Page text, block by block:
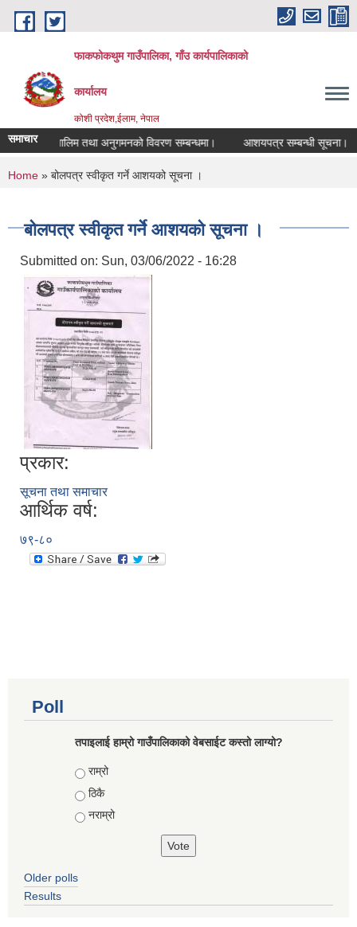
Skip to main content
फाकफोकथुम गाउँपालिका, गाँउ कार्यपालिकाको
कार्यालय
कोशी प्रदेश,ईलाम, नेपाल
समाचार तालिम तथा अनुगमनको विवरण सम्बन्धमा। आशयपत्र सम्बन्धी सूचना।
You are here
Home » बोलपत्र स्वीकृत गर्ने आशयको सूचना ।
बोलपत्र स्वीकृत गर्ने आशयको सूचना ।
Submitted on: Sun, 03/06/2022 - 16:28
प्रकार:
सूचना तथा समाचार
आर्थिक वर्ष:
७९-८०
Poll
तपाइलाई हाम्रो गाउँपालिकाको वेबसाईट कस्तो लाग्यो?
Choices
राम्रो
ठिकै
नराम्रो
Older polls
Results